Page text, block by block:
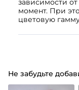
зависимости
момент. При
цветовую
Не забудьте